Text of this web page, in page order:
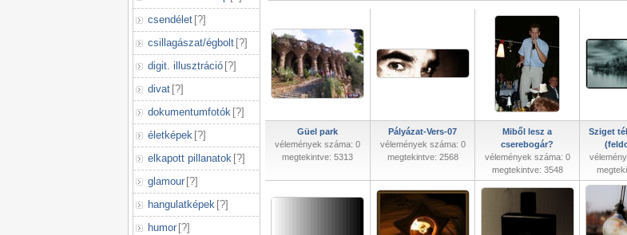
csendélet [?]
csillagászat/égbolt [?]
digit. illusztráció [?]
divat [?]
dokumentumfotók [?]
életképek [?]
elkapott pillanatok [?]
glamour [?]
hangulatképek [?]
humor [?]
Güel park
vélemények száma: 0
megtekintve: 5313
Pályázat-Vers-07
vélemények száma: 0
megtekintve: 2568
Miből lesz a
cserebogár?
vélemények száma: 0
megtekintve: 3548
Sziget